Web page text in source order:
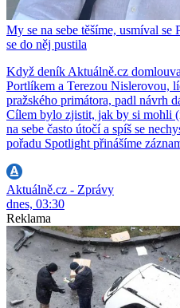
My se na sebe těšíme, usmíval
se do něj pustila
Když deník Aktuálně.cz
Portlíkem a Terezou Nislerovou,
pražského primátora, padl návrh
Cílem bylo zjistit, jak by si mohli
na sebe často útočí a spíš se
pořadu Spotlight přinášíme
Aktuálně.cz - Zprávy
dnes, 03:30
Reklama